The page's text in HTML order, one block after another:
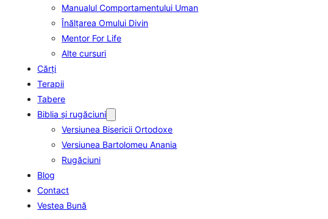
Manualul Comportamentului Uman
Înălţarea Omului Divin
Mentor For Life
Alte cursuri
Cărți
Terapii
Tabere
Biblia şi rugăciuni
Versiunea Bisericii Ortodoxe
Versiunea Bartolomeu Anania
Rugăciuni
Blog
Contact
Vestea Bună